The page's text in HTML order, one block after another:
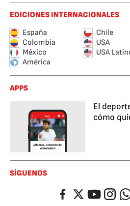
EDICIONES INTERNACIONALES
España
Chile
Colombia
USA
México
USA
América
APPS
El
cómo
SÍGUENOS
FacebookTwitterYouTube